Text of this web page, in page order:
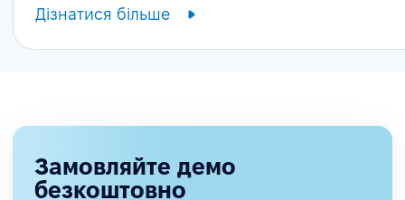
Дізнатися більше
Замовляйте демо
безкоштовно